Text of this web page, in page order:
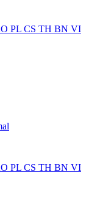
PL CS TH BN VI
PL CS TH BN VI